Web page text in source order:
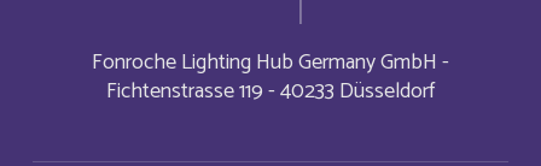
Fonroche Lighting Hub Germany GmbH -
Fichtenstrasse 119 - 40233 Düsseldorf
Azerbaijan Englisch